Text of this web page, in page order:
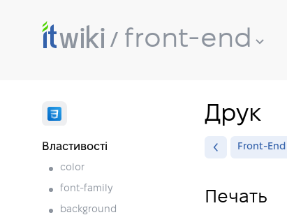
front-end
Властивості
color
font-family
background
Друк
Front-End
Печать